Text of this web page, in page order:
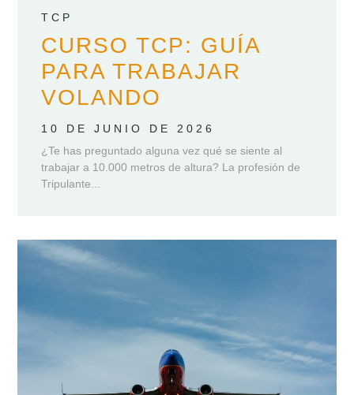
TCP
CURSO TCP: GUÍA
PARA TRABAJAR
VOLANDO
10 DE JUNIO DE 2026
¿Te has preguntado alguna vez qué se siente al
trabajar a 10.000 metros de altura? La profesión de
Tripulante...